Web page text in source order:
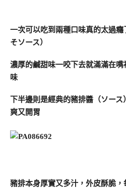
一次可以吃到兩種口味真的太過
そソース）
濃厚的鹹甜味一咬下去就滿滿在
味
下半邊則是經典的豬排醬（ソー
爽又開胃
豬排本身厚實又多汁，外皮酥脆